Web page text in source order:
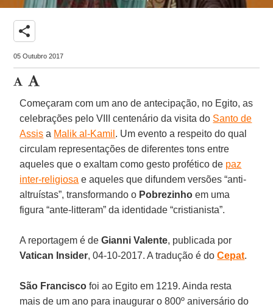
share
05 Outubro 2017
Começaram com um ano de antecipação, no Egito, as
celebrações pelo VIII centenário da visita do Santo de
Assis a Malik al-Kamil . Um evento a respeito do qual
circulam representações de diferentes tons entre
aqueles que o exaltam como gesto profético de paz
inter-religiosa e aqueles que difundem versões “anti-
altruístas”, transformando o Pobrezinho em uma
figura “ante-litteram” da identidade “cristianista”.
A reportagem é deGianni Valente, publicada por
Vatican Insider, 04-10-2017. A tradução é doCepat.
São Francisco foi ao Egito em 1219. Ainda resta
mais de um ano para inaugurar o 800º aniversário do